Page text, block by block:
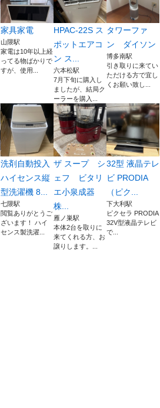
家具家電
山隈駅
家電は10年以上経
ってる物ばかりで
すが、使用...
HPAC-22S ス
ポットエアコ
ン ス...
六本松駅
7月下旬に購入し
ましたが、結局ク
ーラーを購入...
タワーファ
ン ダイソン
博多南駅
引き取りに来てい
ただける方で宜し
くお願い致し...
洗剤自動投入
ハイセンス縦
型洗濯機 8...
七隈駅
閲覧ありがとうご
ざいます！ ハイ
センス製洗濯...
ザ スープ シ
ェフ ビタリ
エ小泉成器
株...
雁ノ巣駅
本体2台を取りに
来てくれる方、お
譲りします。...
32型 液晶テレ
ビ PRODIA
（ピク...
下大利駅
ピクセラ PRODIA
32V型液晶テレビ
で...